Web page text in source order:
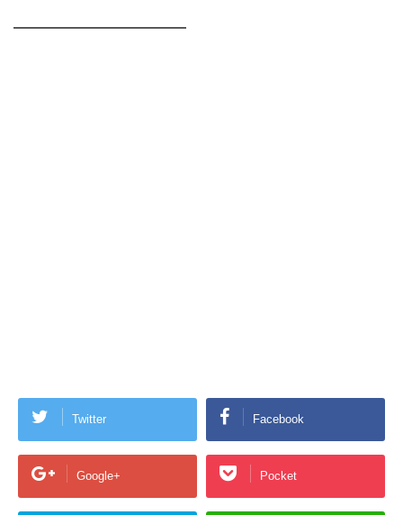
━━━━━━━━━━━━
Twitter Facebook
Google+ Pocket